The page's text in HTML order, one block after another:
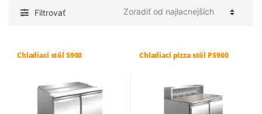
ceny:
Filtrovať
Chladiaci stôl S900 Chladiaci pizza stôl PS900